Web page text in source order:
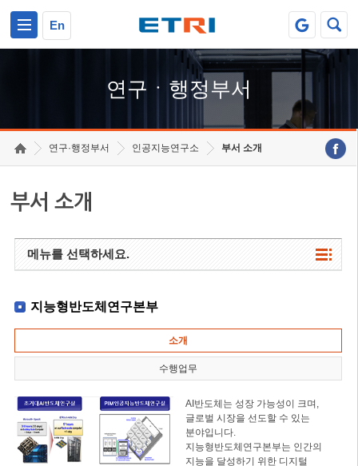
En
연구ㆍ행정부서
연구·행정부서 인공지능연구소 부서 소개
부서 소개
메뉴를 선택하세요.
지능형반도체연구본부
소개
수행업무
AI반도체는 성장 가능성이 크며,
글로벌 시장을 선도할 수 있는
분야입니다.
지능형반도체연구본부는 인간의
지능을 달성하기 위한 디지털